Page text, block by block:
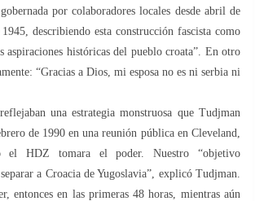
por colaboradores locales desde abril de
describiendo esta construcción fascista como
aspiraciones históricas del pueblo croata”. En otro
“Gracias a Dios, mi esposa no es ni serbia ni
una estrategia monstruosa que Tudjman
de 1990 en una reunión pública en Cleveland,
el HDZ tomara el poder. Nuestro “objetivo
a Croacia de Yugoslavia”, explicó Tudjman.
entonces en las primeras 48 horas, mientras aún